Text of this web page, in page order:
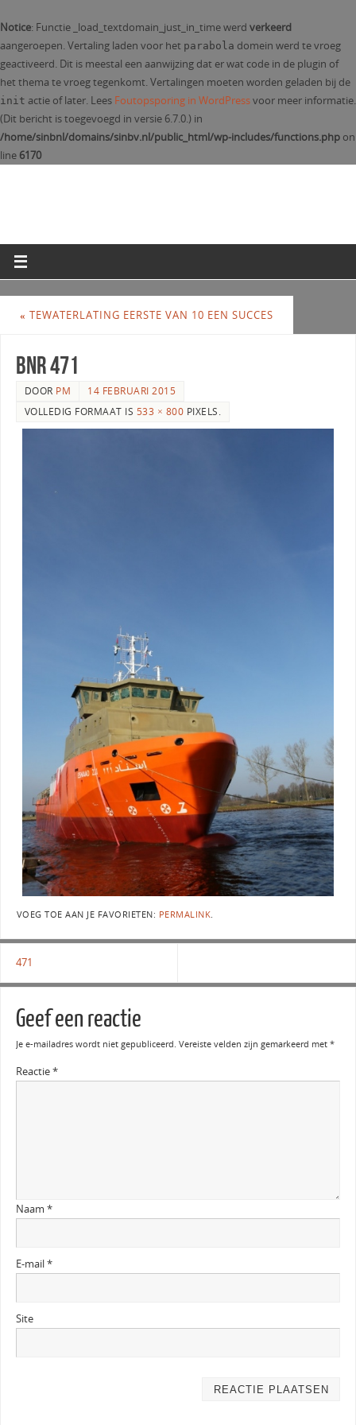
Notice: Functie _load_textdomain_just_in_time werd verkeerd
aangeroepen. Vertaling laden voor het parabola domein werd te vroeg
geactiveerd. Dit is meestal een aanwijzing dat er wat code in de plugin of
het thema te vroeg tegenkomt. Vertalingen moeten worden geladen bij de
init actie of later. Lees Foutopsporing in WordPressvoor meer informatie.
(Dit bericht is toegevoegd in versie 6.7.0.) in
/home/sinbnl/domains/sinbv.nl/public_html/wp-includes/functions.php on
line 6170
« TEWATERLATING EERSTE VAN 10 EEN SUCCES
bnr 471
DOOR PM
14 FEBRUARI 2015
VOLLEDIG FORMAAT IS 533 × 800 PIXELS.
VOEG TOE AAN JE FAVORIETEN: PERMALINK.
471
Geef een reactie
Je e-mailadres wordt niet gepubliceerd. Vereiste velden zijn gemarkeerd met *
Reactie*
Naam *
E-mail*
Site